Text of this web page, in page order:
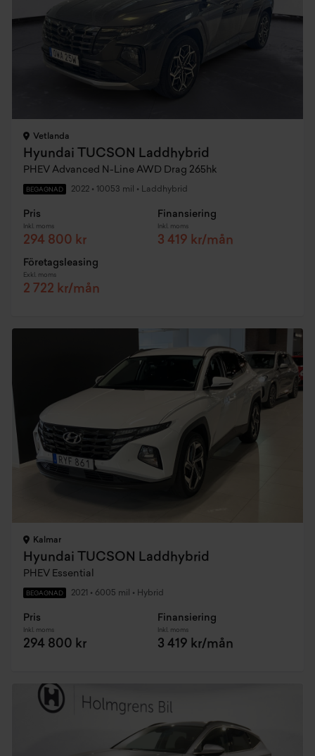
Vetlanda
Hyundai TUCSON Laddhybrid
PHEV Advanced N-Line AWD Drag 265hk
BEGAGNAD 2022 • 10053 mil • Laddhybrid
Pris
Inkl. moms
294 800 kr
Finansiering
Inkl. moms
3 419 kr/mån
Företagsleasing
Exkl. moms
2 722 kr/mån
Kalmar
Hyundai TUCSON Laddhybrid
PHEV Essential
BEGAGNAD 2021 • 6005 mil • Hybrid
Pris
Inkl. moms
294 800 kr
Finansiering
Inkl. moms
3 419 kr/mån